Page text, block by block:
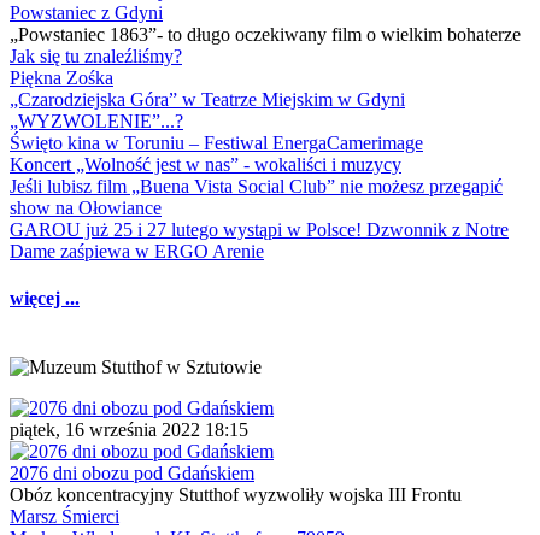
Powstaniec z Gdyni
„Powstaniec 1863”- to długo oczekiwany film o wielkim bohaterze
Jak się tu znaleźliśmy?
Piękna Zośka
„Czarodziejska Góra” w Teatrze Miejskim w Gdyni
„WYZWOLENIE”...?
Święto kina w Toruniu – Festiwal EnergaCamerimage
Koncert „Wolność jest w nas” - wokaliści i muzycy
Jeśli lubisz film „Buena Vista Social Club” nie możesz przegapić
show na Ołowiance
GAROU już 25 i 27 lutego wystąpi w Polsce! Dzwonnik z Notre
Dame zaśpiewa w ERGO Arenie
więcej ...
piątek, 16 września 2022 18:15
2076 dni obozu pod Gdańskiem
Obóz koncentracyjny Stutthof wyzwoliły wojska III Frontu
Marsz Śmierci